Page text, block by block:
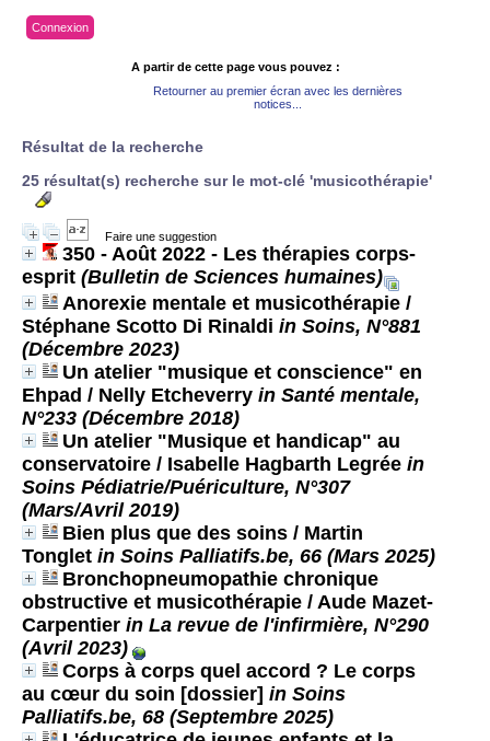
Connexion
A partir de cette page vous pouvez :
Retourner au premier écran avec les dernières
notices...
Résultat de la recherche
25 résultat(s) recherche sur le mot-clé 'musicothérapie'
Faire une suggestion
350 - Août 2022 - Les thérapies corps-
esprit (Bulletin de Sciences humaines)
Anorexie mentale et musicothérapie /
Stéphane Scotto Di Rinaldi in Soins, N°881
(Décembre 2023)
Un atelier "musique et conscience" en
Ehpad / Nelly Etcheverry in Santé mentale,
N°233 (Décembre 2018)
Un atelier "Musique et handicap" au
conservatoire / Isabelle Hagbarth Legrée in
Soins Pédiatrie/Puériculture, N°307
(Mars/Avril 2019)
Bien plus que des soins / Martin
Tonglet in Soins Palliatifs.be, 66 (Mars 2025)
Bronchopneumopathie chronique
obstructive et musicothérapie / Aude Mazet-
Carpentier in La revue de l'infirmière, N°290
(Avril 2023)
Corps à corps quel accord ? Le corps
au cœur du soin [dossier] in Soins
Palliatifs.be, 68 (Septembre 2025)